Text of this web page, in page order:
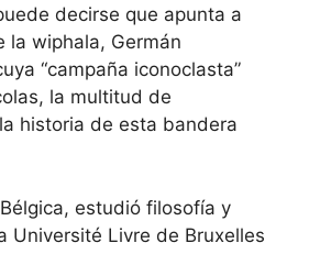
decirse que apunta a
la wiphala, Germán
“campaña iconoclasta”
la multitud de
historia de esta bandera
estudió filosofía y
Université Livre de Bruxelles